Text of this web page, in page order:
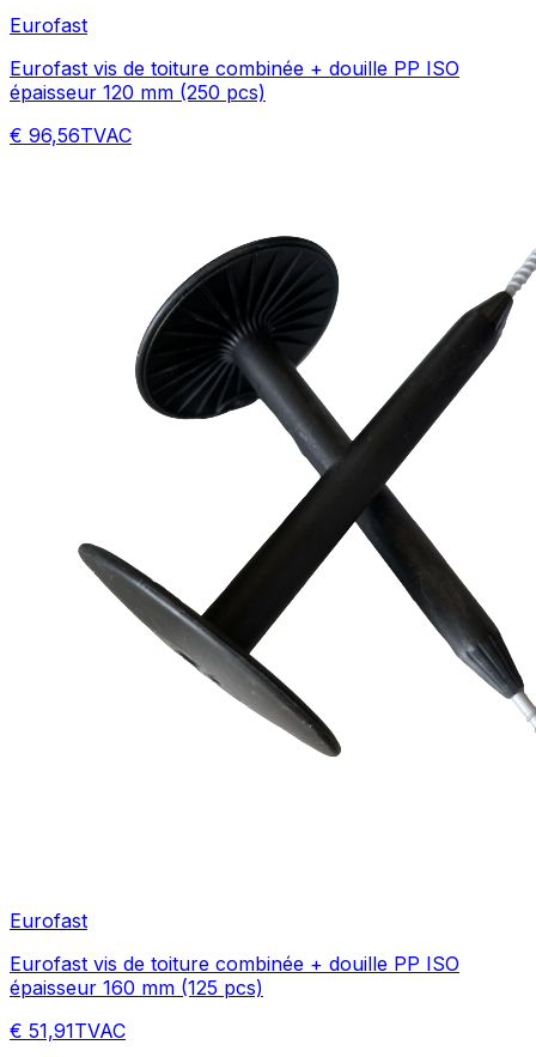
Eurofast
Eurofast vis de toiture combinée + douille PP ISO
épaisseur 120 mm (250 pcs)
€ 96,56TVAC
Eurofast
Eurofast vis de toiture combinée + douille PP ISO
épaisseur 160 mm (125 pcs)
€ 51,91TVAC